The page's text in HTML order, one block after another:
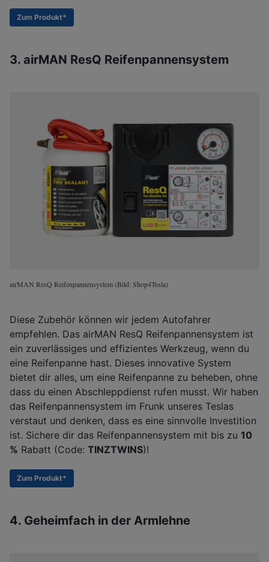
Zum Produkt*
3. airMAN ResQ Reifenpannensystem
airMAN ResQ Reifenpannensystem (Bild: Shop4Tesla)
Diese Zubehör können wir jedem Autofahrer
empfehlen. Das airMAN ResQ Reifenpannensystem ist
ein zuverlässiges und effizientes Werkzeug, wenn du
eine Reifenpanne hast. Dieses innovative System
bietet dir alles, um eine Reifenpanne zu beheben, ohne
dass du einen Abschleppdienst rufen musst. Wir haben
das Reifenpannensystem im Frunk unseres Teslas
verstaut und denken, dass es eine sinnvolle Investition
ist. Sichere dir das Reifenpannensystem mit bis zu 10
% Rabatt (Code: TINZTWINS)!
Zum Produkt*
4. Geheimfach in der Armlehne